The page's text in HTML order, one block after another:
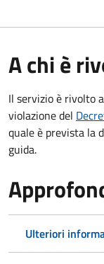
A chi è
Il servizio è rivolto
violazione del
quale è prevista la
guida.
Ulteriori